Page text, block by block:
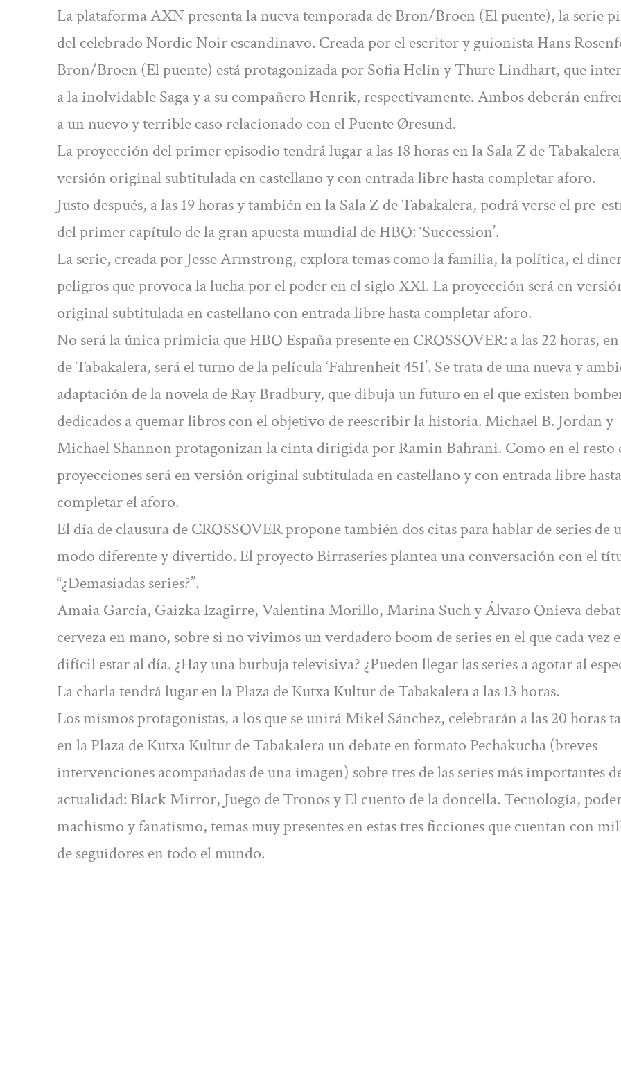
La plataforma AXN presenta la nueva temporada de Bron/Broen (El puente), la serie
del celebrado Nordic Noir escandinavo. Creada por el escritor y guionista Hans
Bron/Broen (El puente) está protagonizada por Sofia Helin y Thure Lindhart, que
a la inolvidable Saga y a su compañero Henrik, respectivamente. Ambos deberán
a un nuevo y terrible caso relacionado con el Puente Øresund.
La proyección del primer episodio tendrá lugar a las 18 horas en la Sala Z de
versión original subtitulada en castellano y con entrada libre hasta completar aforo.
Justo después, a las 19 horas y también en la Sala Z de Tabakalera, podrá verse el pre-
del primer capítulo de la gran apuesta mundial de HBO: ‘Succession’.
La serie, creada por Jesse Armstrong, explora temas como la familia, la política, el
peligros que provoca la lucha por el poder en el siglo XXI. La proyección será en
original subtitulada en castellano con entrada libre hasta completar aforo.
No será la única primicia que HBO España presente en CROSSOVER: a las 22 horas,
de Tabakalera, será el turno de la película ‘Fahrenheit 451’. Se trata de una nueva y
adaptación de la novela de Ray Bradbury, que dibuja un futuro en el que existen
dedicados a quemar libros con el objetivo de reescribir la historia. Michael B. Jordan y
Michael Shannon protagonizan la cinta dirigida por Ramin Bahrani. Como en el resto
proyecciones será en versión original subtitulada en castellano y con entrada libre hasta
completar el aforo.
El día de clausura de CROSSOVER propone también dos citas para hablar de series de
modo diferente y divertido. El proyecto Birraseries plantea una conversación con el
“¿Demasiadas series?”.
Amaia García, Gaizka Izagirre, Valentina Morillo, Marina Such y Álvaro Onieva
cerveza en mano, sobre si no vivimos un verdadero boom de series en el que cada vez
difícil estar al día. ¿Hay una burbuja televisiva? ¿Pueden llegar las series a agotar al
La charla tendrá lugar en la Plaza de Kutxa Kultur de Tabakalera a las 13 horas.
Los mismos protagonistas, a los que se unirá Mikel Sánchez, celebrarán a las 20 horas
en la Plaza de Kutxa Kultur de Tabakalera un debate en formato Pechakucha (breves
intervenciones acompañadas de una imagen) sobre tres de las series más importantes
actualidad: Black Mirror, Juego de Tronos y El cuento de la doncella. Tecnología,
machismo y fanatismo, temas muy presentes en estas tres ficciones que cuentan con
de seguidores en todo el mundo.